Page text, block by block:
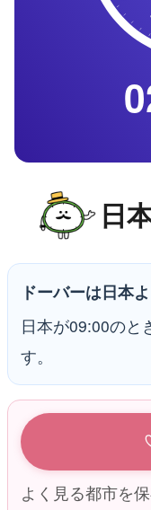
日
ドーバーは日本
日本が09:00のと
す。
よく見る都市を